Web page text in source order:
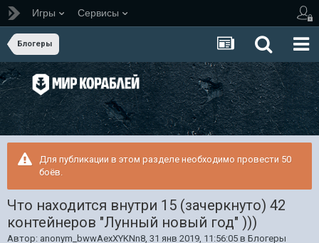
Игры Сервисы
Блогеры
Для публикации в этом разделе необходимо провести 50
боёв.
Что находится внутри 15 (зачеркнуто) 42
контейнеров "Лунный новый год" )))
Автор: anonym_bwwAexXYKNn8, 31 янв 2019, 11:56:05 в Блогеры